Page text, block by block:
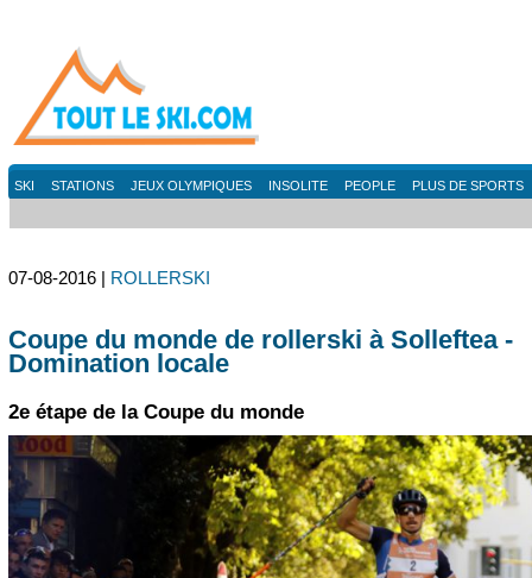
SKI STATIONS JEUX OLYMPIQUES INSOLITE PEOPLE PLUS DE SPORTS
07-08-2016 | ROLLERSKI
Coupe du monde de rollerski à Solleftea -
Domination locale
2e étape de la Coupe du monde